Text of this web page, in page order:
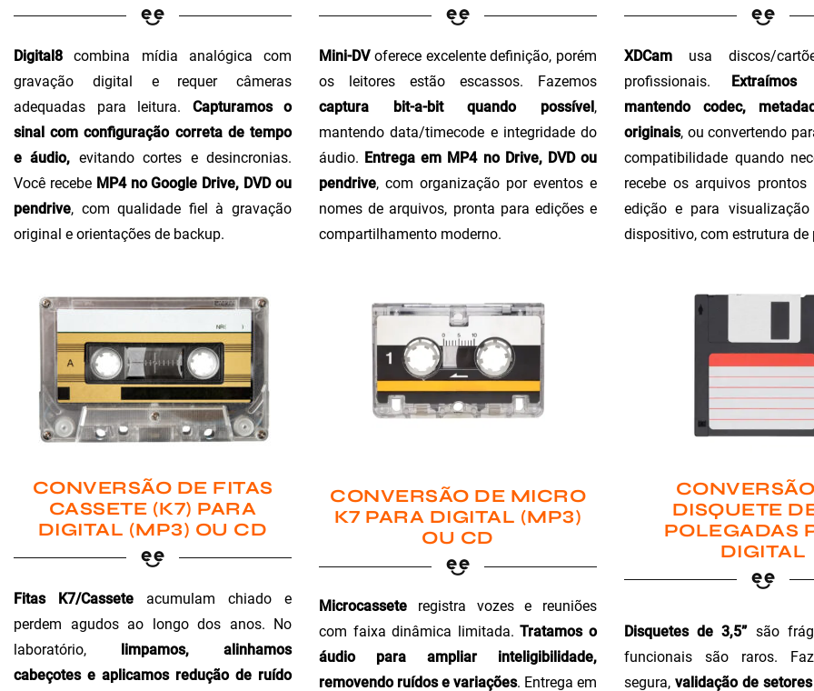
Digital8 combina mídia analógica com
gravação digital e requer câmeras
adequadas para leitura. Capturamos o
sinal com configuração correta de tempo
e áudio, evitando cortes e desincronias.
Você recebe MP4 no Google Drive, DVD ou
pendrive, com qualidade fiel à gravação
original e orientações de backup.
Mini-DVoferece excelente definição, porém
os leitores estão escassos. Fazemos
captura bit-a-bit quando possível,
mantendo data/timecode e integridade do
áudio. Entrega em MP4 no Drive, DVD ou
pendrive, com organização por eventos e
nomes de arquivos, pronta para edições e
compartilhamento moderno.
XDCam usa discos/
profissionais.
mantendo codec,
originais, ou convertendo
compatibilidade quando
recebe os arquivos
edição e para
dispositivo, com estrutura
CONVERSÃO DE FITAS
CASSETE (K7) PARA
DIGITAL (MP3) OU CD
Fitas K7/Cassete acumulam chiado e
perdem agudos ao longo dos anos. No
laboratório, limpamos, alinhamos
cabeçotes e aplicamos redução de ruído
CONVERSÃO DE MICRO
K7 PARA DIGITAL (MP3)
OU CD
Microcassete registra vozes e reuniões
com faixa dinâmica limitada.Tratamos o
áudio para ampliar inteligibilidade,
removendo ruídos e variações. Entrega em
DISQUETE
POLEGADAS
DIGITAL
Disquetes de 3,5”são
funcionais são raros.
segura, validação de